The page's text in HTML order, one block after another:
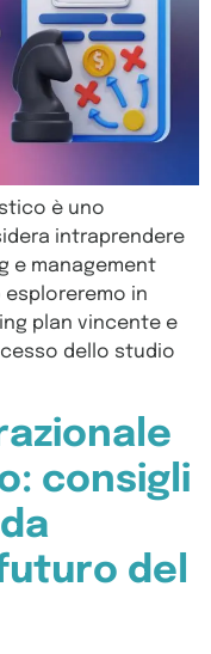
è uno
intraprendere
e management
in
plan vincente e
dello studio
consigli
del